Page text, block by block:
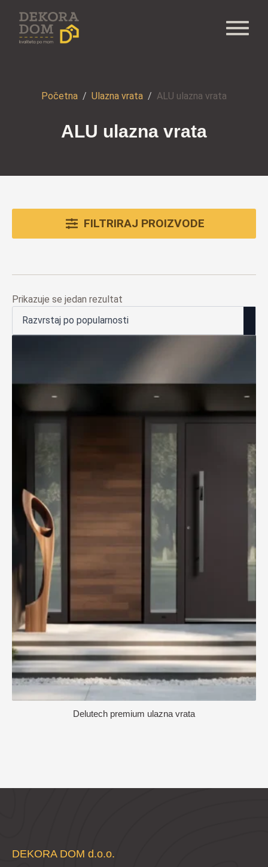
Početna Ulazna vrata ALU ulazna vrata
ALU ulazna vrata
FILTRIRAJ PROIZVODE
Prikazuje se jedan rezultat
Delutech premium ulazna vrata
DEKORA DOM d.o.o.